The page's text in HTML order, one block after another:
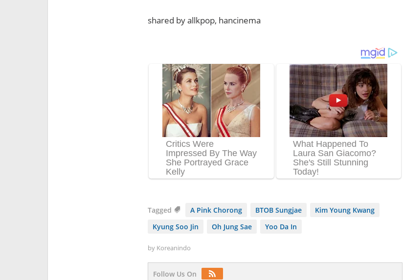
shared by allkpop, hancinema
Tagged A Pink Chorong BTOB Sungjae
Kim Young Kwang
Kyung Soo Jin
Oh Jung Sae Yoo Da In
by Koreanindo
Follow Us On